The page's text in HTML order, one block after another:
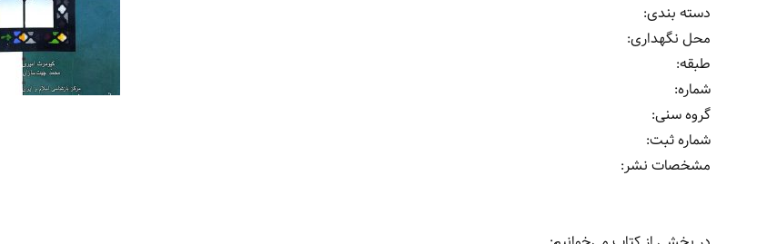
دسته بندی:
محل نگهداری:
طبقه:
شماره:
گروه سنی:
شماره ثبت:
مشخصات نشر: ‏‫